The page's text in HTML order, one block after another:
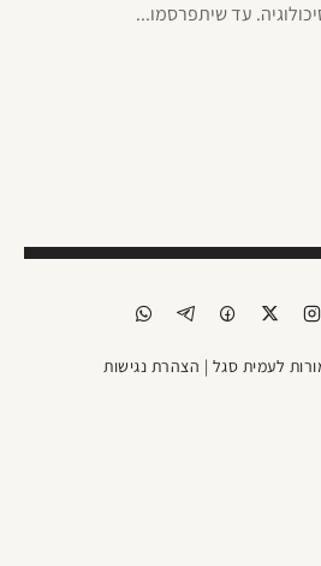
עד שיתפרסמו...
לעמית סגל | הצהרת נגישות